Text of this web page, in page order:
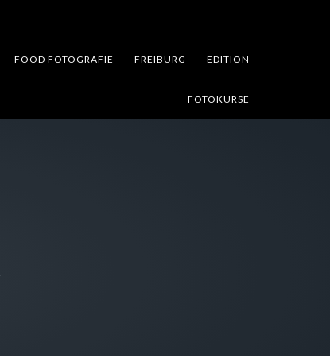
FOOD FOTOGRAFIE FREIBURG EDITION
FOTOKURSE